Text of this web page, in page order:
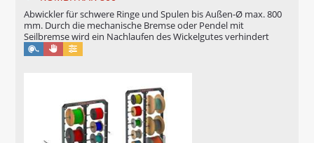
MESSBOI 40 B LC / B LC-MID
MESSBOI 40 BAE
MESSBOI 40 LC / LC-MID
MESSBOI 100 LC / LC-MID
MESSBOI 100 LASER
Abwickler für schwere Ringe und Spulen bis Außen-Ø max. 800
mm. Durch die mechanische Bremse oder Pendel mit
Seilbremse wird ein Nachlaufen des Wickelgutes verhindert
Manuell
Konfigurierbar